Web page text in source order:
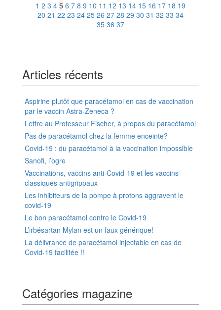
1 2 3 4 5 6 7 8 9 10 11 12 13 14 15 16 17 18 19
20 21 22 23 24 25 26 27 28 29 30 31 32 33 34
35 36 37
Articles récents
Aspirine plutôt que paracétamol en cas de vaccination
par le vaccin Astra-Zeneca ?
Lettre au Professeur Fischer, à propos du paracétamol
Pas de paracétamol chez la femme enceinte?
Covid-19 : du paracétamol à la vaccination impossible
Sanofi, l’ogre
Vaccinations, vaccins anti-Covid-19 et les vaccins
classiques antigrippaux
Les inhibiteurs de la pompe à protons aggravent le
covid-19
Le bon paracétamol contre le Covid-19
L’irbésartan Mylan est un faux générique!
La délivrance de paracétamol injectable en cas de
Covid-19 facilitée !!
Catégories magazine